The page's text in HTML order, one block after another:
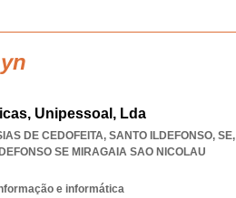
Unipessoal, Lda
DE CEDOFEITA, SANTO ILDEFONSO, SE,
SE MIRAGAIA SAO NICOLAU
e informática